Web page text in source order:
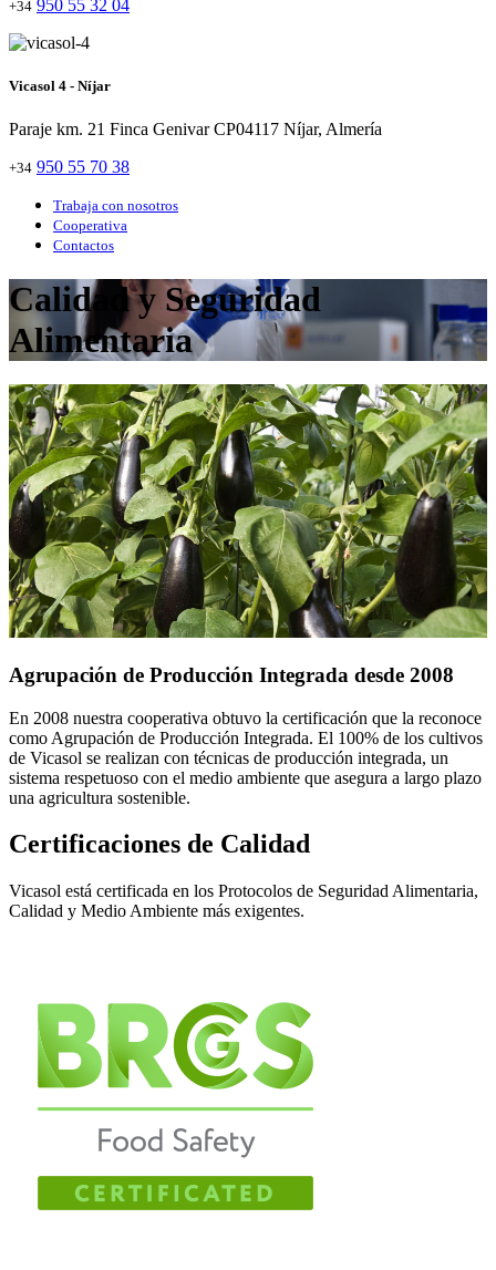
+34 950 55 32 04
Vicasol 4 - Níjar
Paraje km. 21 Finca Genivar CP04117 Níjar, Almería
+34 950 55 70 38
Trabaja con nosotros
Cooperativa
Contactos
Calidad y Seguridad
Alimentaria
Agrupación de Producción Integrada desde 2008
En 2008 nuestra cooperativa obtuvo la certificación que la reconoce
como Agrupación de Producción Integrada. El 100% de los cultivos
de Vicasol se realizan con técnicas de producción integrada, un
sistema respetuoso con el medio ambiente que asegura a largo plazo
una agricultura sostenible.
Certificaciones de Calidad
Vicasol está certificada en los Protocolos de Seguridad Alimentaria,
Calidad y Medio Ambiente más exigentes.